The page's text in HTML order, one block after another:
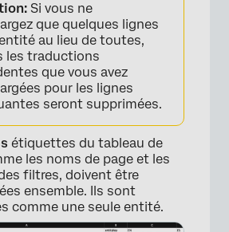
Si vous ne
que quelques lignes
au lieu de toutes,
les traductions
que vous avez
pour les lignes
seront supprimées.
étiquettes du tableau de
les noms de page et les
filtres, doivent être
ensemble. Ils sont
comme une seule entité.